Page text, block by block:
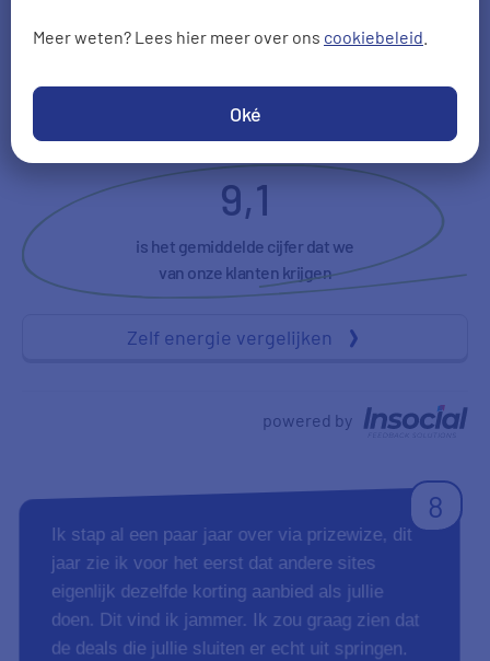
Meer weten? Lees hier meer over ons cookiebeleid
Oké
NPS Aanbevelen
Duidelijkheid
9,1
is het gemiddelde cijfer dat we
van onze klanten krijgen
Zelf energie vergelijken
powered by
8
Ik stap al een paar jaar over via prizewize, dit
jaar zie ik voor het eerst dat andere sites
eigenlijk dezelfde korting aanbied als jullie
doen. Dit vind ik jammer. Ik zou graag zien dat
de deals die jullie sluiten er echt uit springen.